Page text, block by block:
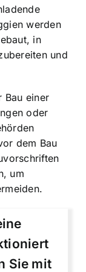
werden
in
und
Bau einer
oder
dem Bau
um
Sie mit